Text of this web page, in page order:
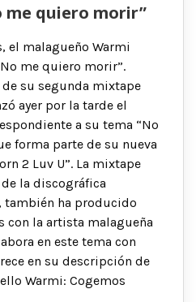
me quiero morir”
el malagueño Warmi
me quiero morir”.
su segunda mixtape
ayer por la tarde el
a su tema “No
forma parte de su nueva
2 Luv U”. La mixtape
la discográfica
también ha producido
con la artista malagueña
en este tema con
en su descripción de
Warmi: Cogemos